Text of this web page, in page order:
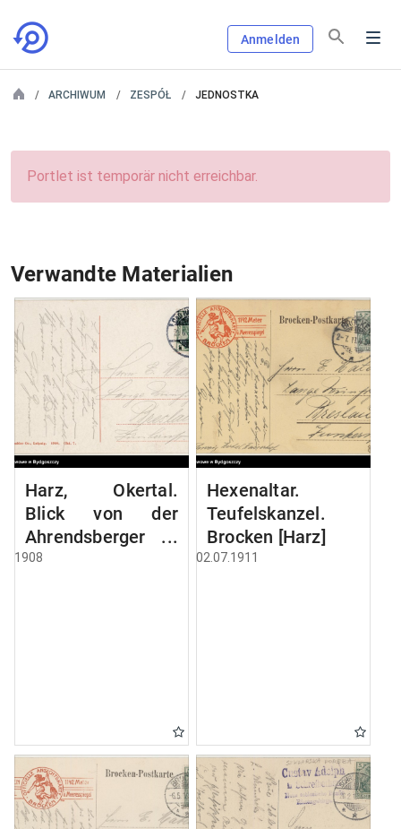
Anmelden
ARCHIWUM ZESPÓŁ JEDNOSTKA
Portlet ist temporär nicht erreichbar.
Verwandte Materialien
Harz, Okertal.
Blick von der
Ahrendsberger
Klippe
1908
Hexenaltar.
Teufelskanzel.
Brocken [Harz]
02.07.1911